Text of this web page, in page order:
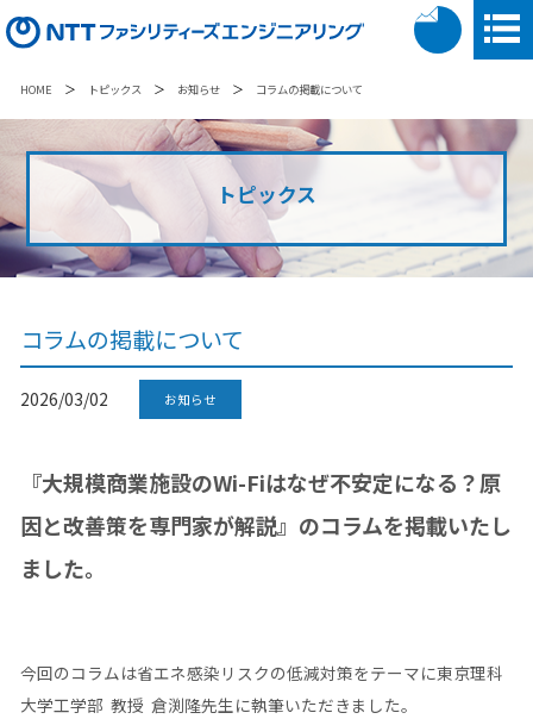
HOME ＞ トピックス ＞ お知らせ ＞ コラムの掲載について
トピックス
コラムの掲載について
2026/03/02 お知らせ
『大規模商業施設のWi-Fiはなぜ不安定になる？原
因と改善策を専門家が解説』のコラムを掲載いたし
ました。
今回のコラムは省エネ感染リスクの低減対策をテーマに東京理科
大学工学部 教授 倉渕隆先生に執筆いただきました。